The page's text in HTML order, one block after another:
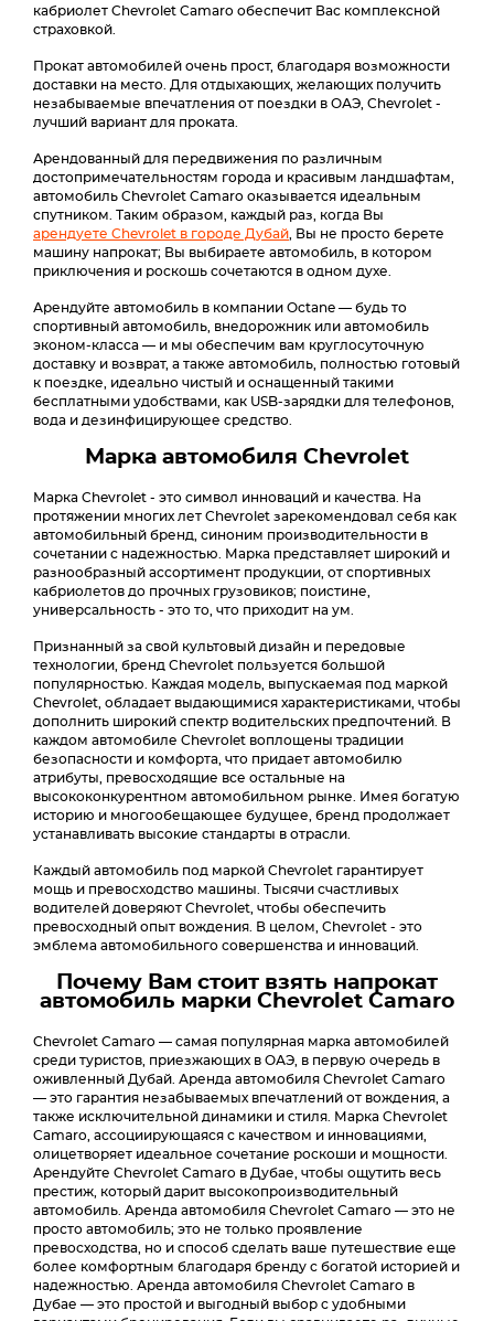
кабриолет Chevrolet Camaro обеспечит Вас комплексной
страховкой.
Прокат автомобилей очень прост, благодаря возможности
доставки на место. Для отдыхающих, желающих получить
незабываемые впечатления от поездки в ОАЭ, Chevrolet -
лучший вариант для проката.
Арендованный для передвижения по различным
достопримечательностям города и красивым ландшафтам,
автомобиль Chevrolet Camaro оказывается идеальным
спутником. Таким образом, каждый раз, когда Вы
арендуете Chevrolet в городе Дубай , Вы не просто берете
машину напрокат; Вы выбираете автомобиль, в котором
приключения и роскошь сочетаются в одном духе.
Арендуйте автомобиль в компании Octane — будь то
спортивный автомобиль, внедорожник или автомобиль
эконом-класса — и мы обеспечим вам круглосуточную
доставку и возврат, а также автомобиль, полностью готовый
к поездке, идеально чистый и оснащенный такими
бесплатными удобствами, как USB-зарядки для телефонов,
вода и дезинфицирующее средство.
Марка автомобиля Chevrolet
Марка Chevrolet - это символ инноваций и качества. На
протяжении многих лет Chevrolet зарекомендовал себя как
автомобильный бренд, синоним производительности в
сочетании с надежностью. Марка представляет широкий и
разнообразный ассортимент продукции, от спортивных
кабриолетов до прочных грузовиков; поистине,
универсальность - это то, что приходит на ум.
Признанный за свой культовый дизайн и передовые
технологии, бренд Chevrolet пользуется большой
популярностью. Каждая модель, выпускаемая под маркой
Chevrolet, обладает выдающимися характеристиками, чтобы
дополнить широкий спектр водительских предпочтений. В
каждом автомобиле Chevrolet воплощены традиции
безопасности и комфорта, что придает автомобилю
атрибуты, превосходящие все остальные на
высококонкурентном автомобильном рынке. Имея богатую
историю и многообещающее будущее, бренд продолжает
устанавливать высокие стандарты в отрасли.
Каждый автомобиль под маркой Chevrolet гарантирует
мощь и превосходство машины. Тысячи счастливых
водителей доверяют Chevrolet, чтобы обеспечить
превосходный опыт вождения. В целом, Chevrolet - это
эмблема автомобильного совершенства и инноваций.
Почему Вам стоит взять напрокат
автомобиль марки Chevrolet Camaro
Chevrolet Camaro — самая популярная марка автомобилей
среди туристов, приезжающих в ОАЭ, в первую очередь в
оживленный Дубай. Аренда автомобиля Chevrolet Camaro
— это гарантия незабываемых впечатлений от вождения, а
также исключительной динамики и стиля. Марка Chevrolet
Camaro, ассоциирующаяся с качеством и инновациями,
олицетворяет идеальное сочетание роскоши и мощности.
Арендуйте Chevrolet Camaro в Дубае, чтобы ощутить весь
престиж, который дарит высокопроизводительный
автомобиль. Аренда автомобиля Chevrolet Camaro — это не
просто автомобиль; это не только проявление
превосходства, но и способ сделать ваше путешествие еще
более комфортным благодаря бренду с богатой историей и
надежностью. Аренда автомобиля Chevrolet Camaro в
Дубае — это простой и выгодный выбор с удобными